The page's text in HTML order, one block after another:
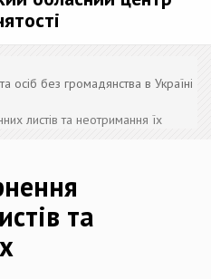
осіб без громадянства в Україні
листів та неотримання їх
та